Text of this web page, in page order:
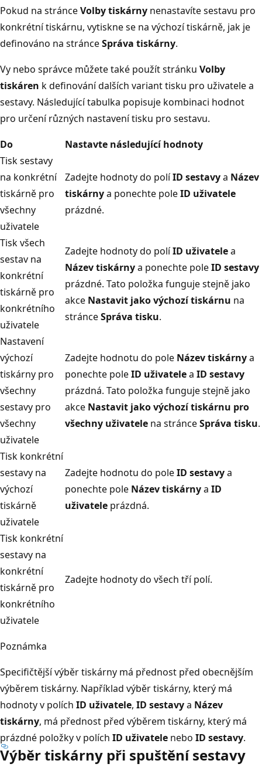
Pokud na stránceVolby tiskárny nenastavíte sestavu pro
konkrétní tiskárnu, vytiskne se na výchozí tiskárně, jak je
definováno na stránceSpráva tiskárny.
Vy nebo správce můžete také použít stránku Volby
tiskáren k definování dalších variant tisku pro uživatele a
sestavy. Následující tabulka popisuje kombinaci hodnot
pro určení různých nastavení tisku pro sestavu.
Do
Nastavte následující hodnoty
Tisk sestavy
na konkrétní
tiskárně pro
všechny
uživatele
Zadejte hodnoty do políID sestavya Název
tiskárnya ponechte poleID uživatele
prázdné.
Tisk všech
sestav na
konkrétní
tiskárně pro
konkrétního
uživatele
Zadejte hodnoty do políID uživatelea
Název tiskárnya ponechte poleID sestavy
prázdné. Tato položka funguje stejně jako
akce Nastavit jako výchozí tiskárnu na
stránceSpráva tisku.
Nastavení
výchozí
tiskárny pro
všechny
sestavy pro
všechny
uživatele
Zadejte hodnotu do pole Název tiskárnya
ponechte poleID uživatelea ID sestavy
prázdná. Tato položka funguje stejně jako
akce Nastavit jako výchozí tiskárnu pro
všechny uživatele na stránceSpráva tisku.
Tisk konkrétní
sestavy na
výchozí
tiskárně
uživatele
Zadejte hodnotu do poleID sestavya
ponechte pole Název tiskárnya ID
uživatele prázdná.
Tisk konkrétní
sestavy na
konkrétní
tiskárně pro
konkrétního
uživatele
Zadejte hodnoty do všech tří polí.
Poznámka
Specifičtější výběr tiskárny má přednost před obecnějším
výběrem tiskárny. Například výběr tiskárny, který má
hodnoty v polích ID uživatele, ID sestavya Název
tiskárny, má přednost před výběrem tiskárny, který má
prázdné položky v polích ID uživatele nebo ID sestavy.
Výběr tiskárny při spuštění sestavy